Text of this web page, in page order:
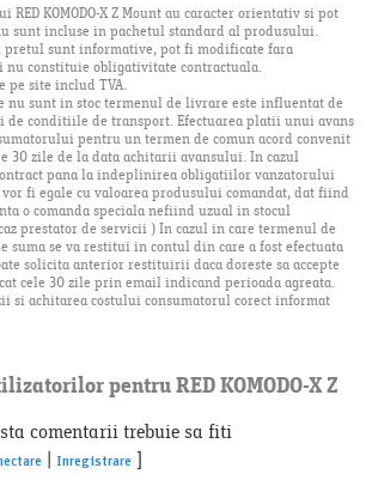
KOMODO-X Z Mount au caracter orientativ si pot
sunt incluse in pachetul standard al produsului.
sunt informative, pot fi modificate fara
constituie obligativitate contractuala.
pe site includ TVA.
nu sunt in stoc termenul de livrare este influentat de
conditiile de transport. Efectuarea platii unui avans
pentru un termen de comun acord convenit
zile de la data achitarii avansului. In cazul
pana la indeplinirea obligatiilor vanzatorului
fi egale cu valoarea produsului comandat, dat fiind
o comanda speciala nefiind uzual in stocul
prestator de servicii ) In cazul in care termenul de
suma se va restitui in contul din care a fost efectuata
solicita anterior restituirii daca doreste sa accepte
cele 30 zile prin email indicand perioada agreata.
si achitarea costului consumatorul corect informat
pentru RED KOMODO-X Z
comentarii trebuie sa fiti
| Inregistrare ]